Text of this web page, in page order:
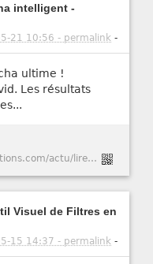
intelligent -
21 10:56 - permalink -
ultime !
Les résultats
https://www.alsacreations.com/actu/lire/1984-Captchoum-le-nouveau-captcha-intelligent.html
Visuel de Filtres en
15 14:37 - permalink -